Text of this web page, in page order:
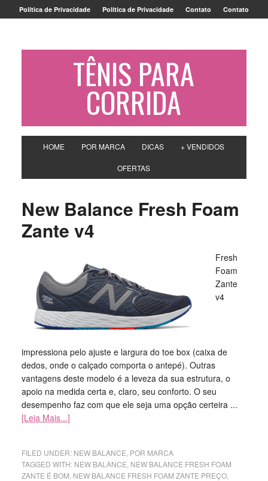
Política de Privacidade Política de Privacidade Contato Contato
TÊNIS PARA
CORRIDA
HOME POR MARCA DICAS + VENDIDOS
OFERTAS
New Balance Fresh Foam
Zante v4
Fresh
Foam
Zante
v4
impressiona pelo ajuste e largura do toe box (caixa de
dedos, onde o calçado comporta o antepé). Outras
vantagens deste modelo é a leveza da sua estrutura, o
apoio na medida certa e, claro, seu conforto. O seu
desempenho faz com que ele seja uma opção certeira ...
[Leia Mais...]
FILED UNDER: NEW BALANCE POR MARCA
TAGGED WITH: NEW BALANCE NEW BALANCE FRESH FOAM
ZANTE É BOM NEW BALANCE FRESH FOAM ZANTE PREÇO,